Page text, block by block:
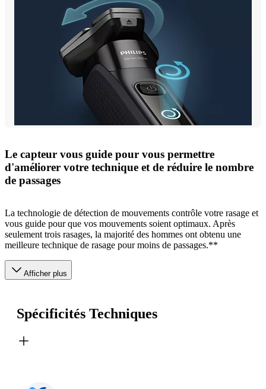
Le capteur vous guide pour vous permettre
d'améliorer votre technique et de réduire le nombre
de passages
La technologie de détection de mouvements contrôle votre rasage et
vous guide pour que vos mouvements soient optimaux. Après
seulement trois rasages, la majorité des hommes ont obtenu une
meilleure technique de rasage pour moins de passages.**
Afficher plus
Spécificités Techniques